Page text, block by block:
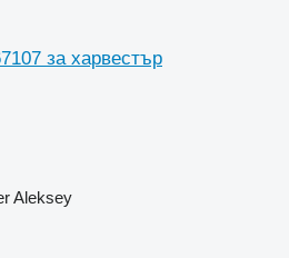
за харвестър
Aleksey